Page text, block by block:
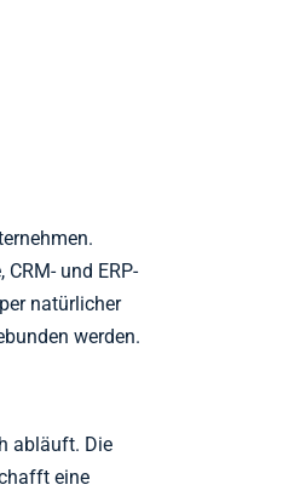
und ERP-
natürlicher
werden.
abläuft. Die
eine